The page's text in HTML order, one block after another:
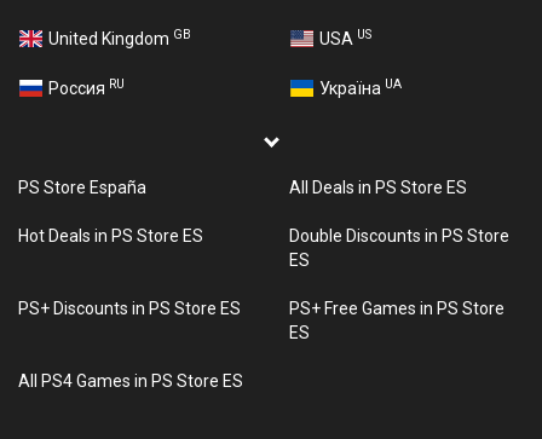
United Kingdom GB USA US
Россия RU Україна UA
PS Store España All Deals in PS Store ES
Hot Deals in PS Store ES
Double Discounts in PS Store
ES
PS+ Discounts in PS Store ES
PS+ Free Games in PS Store
ES
All PS4 Games in PS Store ES